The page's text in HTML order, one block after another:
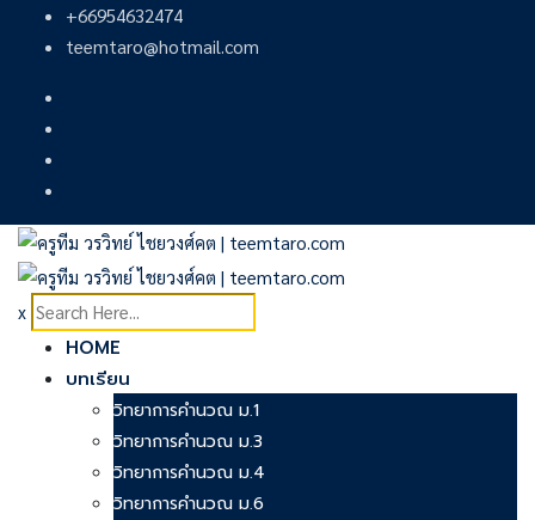
+66954632474
teemtaro@hotmail.com
x
HOME
บทเรียน
วิทยาการคำนวณ ม.1
วิทยาการคำนวณ ม.3
วิทยาการคำนวณ ม.4
วิทยาการคำนวณ ม.6